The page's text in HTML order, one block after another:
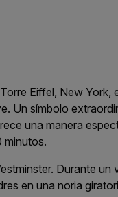
Eiffel, New York,
Un símbolo
una manera
minutos.
Durante un
en una noria